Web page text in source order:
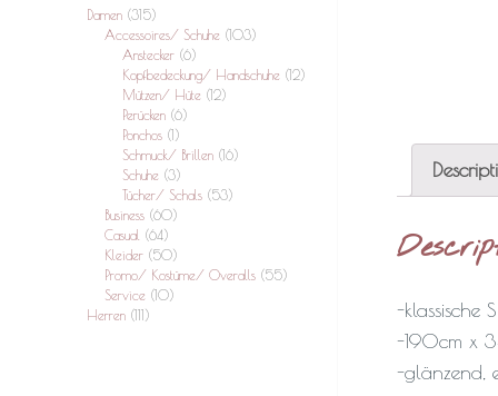
Damen (315)
Accessoires/ Schuhe (103)
Anstecker (6)
Kopfbedeckung/ Handschuhe (12)
Mützen/ Hüte (12)
Perücken (6)
Ponchos (1)
Schmuck/ Brillen (16)
Schuhe (3)
Tücher/ Schals (53)
Business (60)
Casual (64)
Kleider (50)
Promo/ Kostüme/ Overalls (55)
Service (10)
Herren (111)
-klassische
-190cm x
-glänzend,